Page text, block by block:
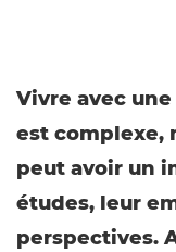
Vivre avec
est complexe,
peut avoir un
études, leur
perspectives.